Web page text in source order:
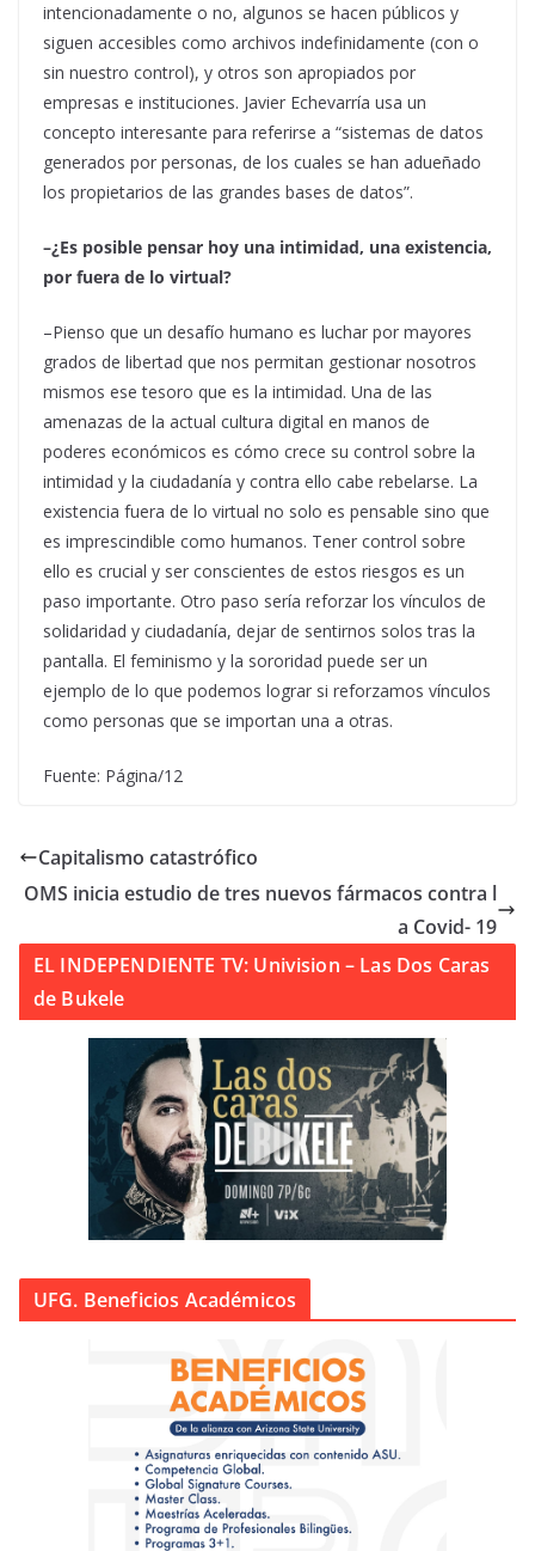
intencionadamente o no, algunos se hacen públicos y
siguen accesibles como archivos indefinidamente (con o
sin nuestro control), y otros son apropiados por
empresas e instituciones. Javier Echevarría usa un
concepto interesante para referirse a “sistemas de datos
generados por personas, de los cuales se han adueñado
los propietarios de las grandes bases de datos”.
–¿Es posible pensar hoy una intimidad, una existencia,
por fuera de lo virtual?
–Pienso que un desafío humano es luchar por mayores
grados de libertad que nos permitan gestionar nosotros
mismos ese tesoro que es la intimidad. Una de las
amenazas de la actual cultura digital en manos de
poderes económicos es cómo crece su control sobre la
intimidad y la ciudadanía y contra ello cabe rebelarse. La
existencia fuera de lo virtual no solo es pensable sino que
es imprescindible como humanos. Tener control sobre
ello es crucial y ser conscientes de estos riesgos es un
paso importante. Otro paso sería reforzar los vínculos de
solidaridad y ciudadanía, dejar de sentirnos solos tras la
pantalla. El feminismo y la sororidad puede ser un
ejemplo de lo que podemos lograr si reforzamos vínculos
como personas que se importan una a otras.
Fuente: Página/12
Capitalismo catastrófico
OMS inicia estudio de tres nuevos fármacos contra l
a Covid- 19
EL INDEPENDIENTE TV: Univision – Las Dos Caras
de Bukele
UFG. Beneficios Académicos